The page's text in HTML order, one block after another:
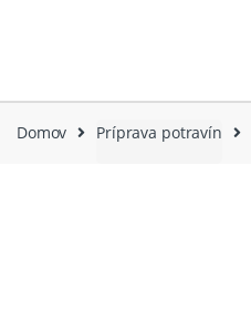
Domov Príprava potravín